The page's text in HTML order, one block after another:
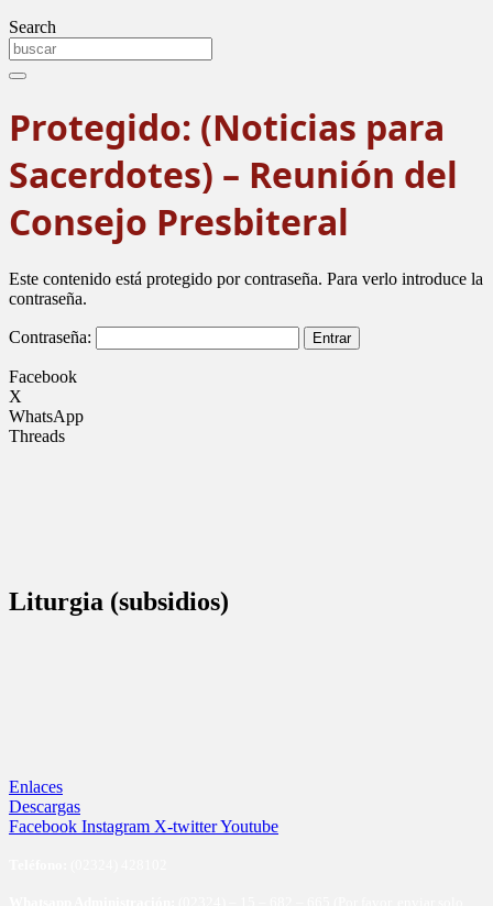
Search
Protegido: (Noticias para
Sacerdotes) – Reunión del
Consejo Presbiteral
Este contenido está protegido por contraseña. Para verlo introduce la
contraseña.
Contraseña:
Facebook
X
WhatsApp
Threads
Liturgia (subsidios)
Enlaces
Descargas
Facebook Instagram X-twitterYoutube